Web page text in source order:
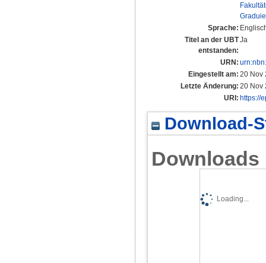
Sprache:
Titel an der UBT
entstanden:
Ja
URN:
Eingestellt am: 20 Nov
Letzte Änderung: 20 Nov
URI: https://
Download-
Downloads
Loading...